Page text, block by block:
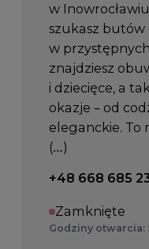
w
szukasz butów
w
znajdziesz
i dziecięce, a
okazje – od
eleganckie. To
(…)
Telefon
+48 668 685
Zamknięte
Godziny